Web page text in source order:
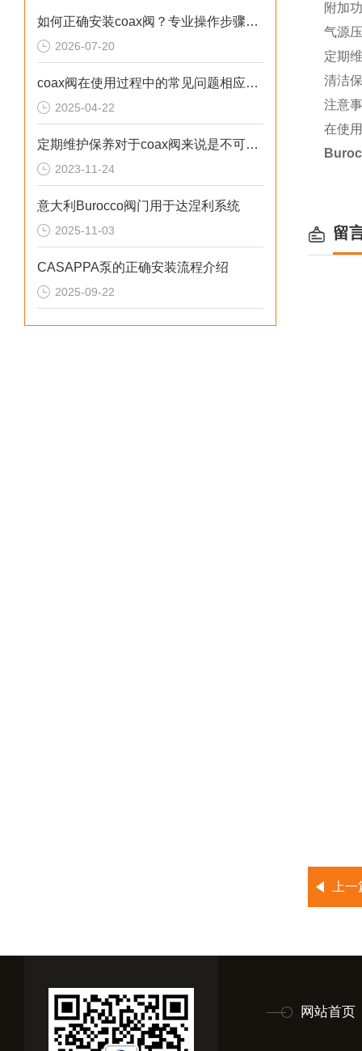
如何正确安装coax阀？专业操作步骤与注意事项全解析
2026-07-20
coax阀在使用过程中的常见问题相应解决方法分享
2025-04-22
定期维护保养对于coax阀来说是不可少的
2023-11-24
意大利Burocco阀门用于达涅利系统
2025-11-03
CASAPPA泵的正确安装流程介绍
2025-09-22
附加
气源
定期
清洁
注意
在使
留
上
网站首页